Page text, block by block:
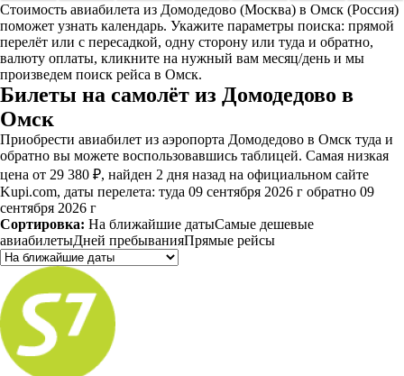
Стоимость авиабилета из Домодедово (Москва) в Омск (Россия)
поможет узнать календарь. Укажите параметры поиска: прямой
перелёт или с пересадкой, одну сторону или туда и обратно,
валюту оплаты, кликните на нужный вам месяц/день и мы
произведем поиск рейса в Омск.
Билеты на самолёт из Домодедово в
Омск
Приобрести авиабилет из аэропорта Домодедово в Омск туда и
обратно вы можете воспользовавшись таблицей. Самая низкая
цена от 29 380 ₽, найден 2 дня назад на официальном сайте
Kupi.com, даты перелета: туда 09 сентября 2026 г обратно 09
сентября 2026 г
Сортировка: На ближайшие датыСамые дешевые
авиабилетыДней пребыванияПрямые рейсы